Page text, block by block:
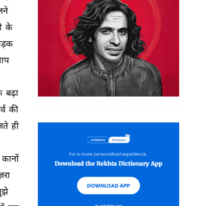
के
बढ़ा
की
ही
कानों